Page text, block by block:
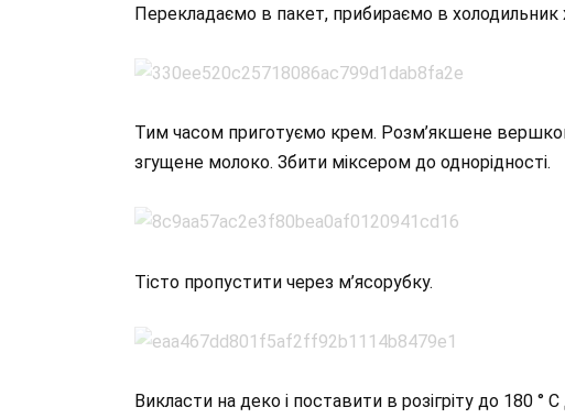
Перекладаємо в пакет, прибираємо в холодильник
Тим часом приготуємо крем. Розм’якшене
згущене молоко. Збити міксером до однорідності.
Тісто пропустити через м’ясорубку.
Викласти на деко і поставити в розігріту до 180 °